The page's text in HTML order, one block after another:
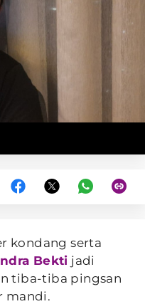
kondang serta
Bekti jadi
tiba-tiba pingsan
mandi.